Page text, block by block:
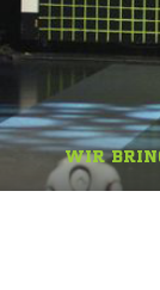
WIR